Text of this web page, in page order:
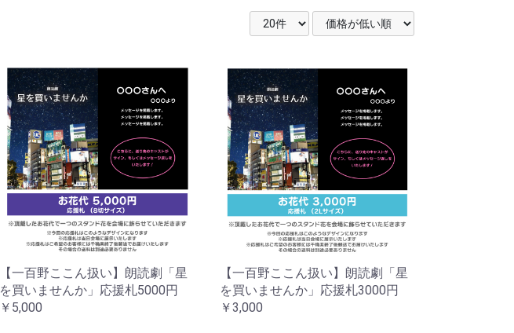
【一百野ここん扱い】朗読劇「星
を買いませんか」応援札5000円
￥5,000
【一百野ここん扱い】朗読劇「星
を買いませんか」応援札3000円
￥3,000